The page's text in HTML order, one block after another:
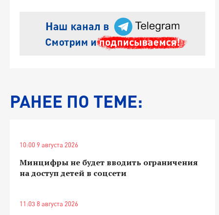
РАНЕЕ ПО ТЕМЕ:
10:00 9 августа 2026
Минцифры не будет вводить ограничения
на доступ детей в соцсети
11:03 8 августа 2026